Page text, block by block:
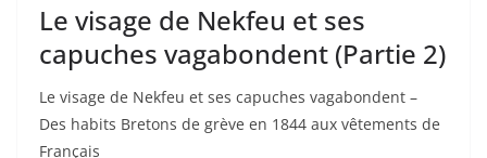
Le visage de Nekfeu et ses
capuches vagabondent (Partie 2)
Le visage de Nekfeu et ses capuches vagabondent –
Des habits Bretons de grève en 1844 aux vêtements de
Français